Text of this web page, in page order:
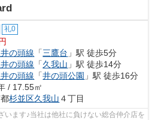
礼0
の頭線 「三鷹台 」駅 徒歩5分
の頭線 「久我山 」駅 徒歩14分
の頭線 「井の頭公園 」駅 徒歩16分
/ 17.55㎡
杉並区久我山 ４丁目
います♪当社は他社に負けない総合仲介店を